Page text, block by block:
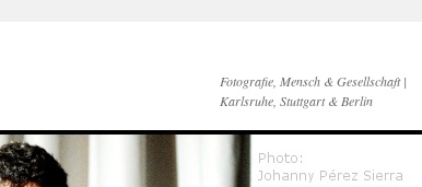
Fotografie, Mensch & Gesellschaft |
Karlsruhe, Stuttgart & Berlin